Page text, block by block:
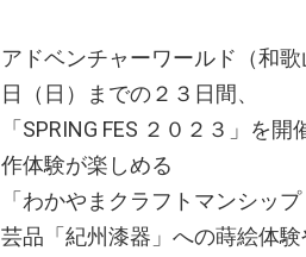
アドベンチャーワールド（和
日（日）までの２３日間、
「SPRING FES ２０２３」を
作体験が楽しめる
「わかやまクラフトマンシッ
芸品「紀州漆器」への蒔絵体